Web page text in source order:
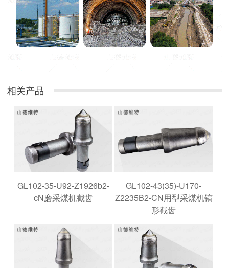
相关产品
GL102-35-U92-Z1926b2-
cN磨采煤机截齿
GL102-43(35)-U170-
Z2235B2-CN用型采煤机镐
形截齿